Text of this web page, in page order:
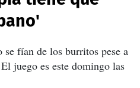
fían de los burritos pese a
juego es este domingo las